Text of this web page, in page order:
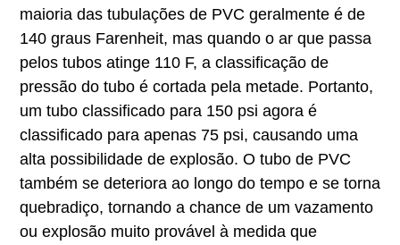
maioria das tubulações de PVC geralmente é de
140 graus Farenheit, mas quando o ar que passa
pelos tubos atinge 110 F, a classificação de
pressão do tubo é cortada pela metade. Portanto,
um tubo classificado para 150 psi agora é
classificado para apenas 75 psi, causando uma
alta possibilidade de explosão. O tubo de PVC
também se deteriora ao longo do tempo e se torna
quebradiço, tornando a chance de um vazamento
ou explosão muito provável à medida que